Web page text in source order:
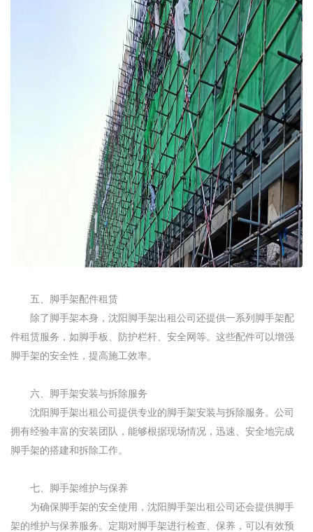
五、脚手架配件租赁
除了脚手架本身，沈阳脚手架出租公司还提供一系列脚手架配
件租赁服务，如脚手板、防护栏杆、安全网等。这些配件可以增强
脚手架的安全性，提高施工效率。
六、脚手架安装与拆除服务
沈阳脚手架出租公司提供专业的脚手架安装与拆除服务。公司
拥有经验丰富的安装团队，能够根据现场情况，迅速、安全地完成
脚手架的搭建和拆除工作。
七、脚手架维护与保养
为确保脚手架的安全使用，沈阳脚手架出租公司还会提供脚手
架的维护与保养服务。定期对脚手架进行检查、保养，可以有效预